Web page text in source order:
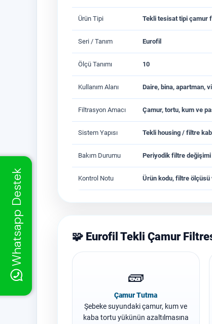
Ürün Tipi Tekli tesisat tipi çamur
Seri / Tanım Eurofil
Ölçü Tanımı 10
Kullanım Alanı Daire, bina, apartman,
Filtrasyon Amacı Çamur, tortu, kum ve
Sistem Yapısı Tekli housing / filtre
Bakım Durumu Periyodik filtre
Kontrol Notu Ürün kodu, filtre ölçüsü
🧩 Eurofil Tekli Çamur
🧱
Çamur Tutma
Şebeke suyundaki çamur, kum ve
kaba tortu yükünün azaltılmasına
Whatsapp Destek